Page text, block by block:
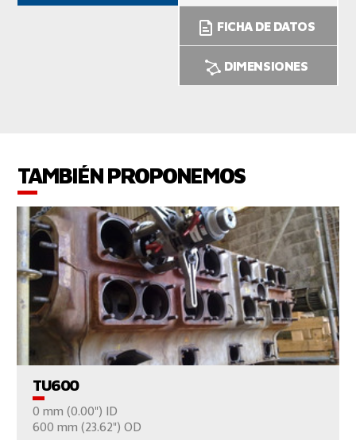
FICHA DE DATOS
DIMENSIONES
TAMBIÉN PROPONEMOS
TU600
0 mm (0.00") ID
600 mm (23.62") OD
VER EL PRODUCTO